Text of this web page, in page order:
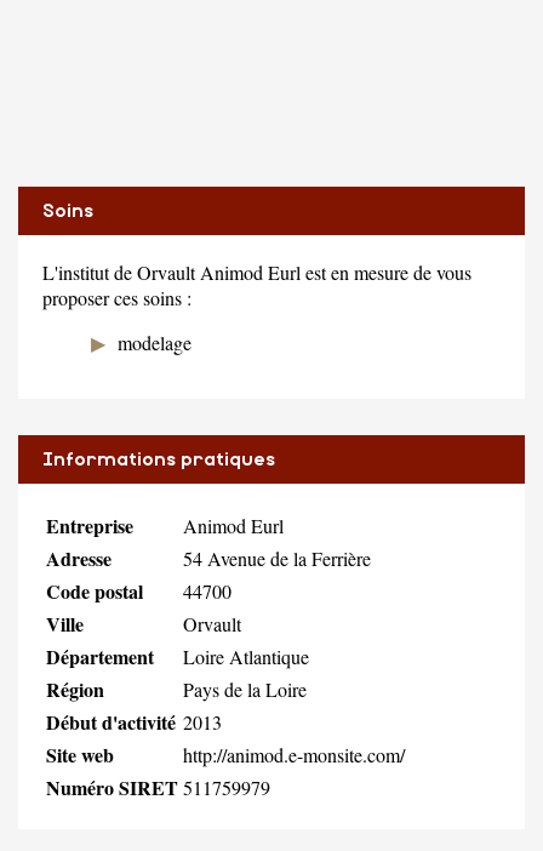
Soins
L'institut de Orvault Animod Eurl est en mesure de vous
proposer ces soins :
modelage
Informations pratiques
Entreprise Animod Eurl
Adresse 54 Avenue de la Ferrière
Code postal 44700
Ville Orvault
Département Loire Atlantique
Région Pays de la Loire
Début d'activité 2013
Site web http://animod.e-monsite.com/
Numéro SIRET511759979